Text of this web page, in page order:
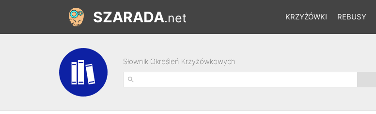
KRZYŻÓWKI REBUSY
SZARADA.net
Słownik Określeń Krzyżówkowych